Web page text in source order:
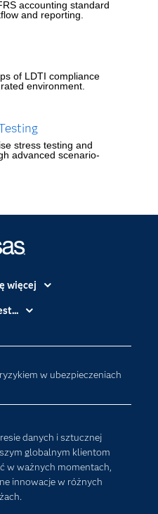
accounting standard
and reporting.
of LDTI compliance
environment.
stress testing and
advanced scenario-
w ubezpieczeniach
danych i sztucznej
globalnym klientom
w ważnych momentach,
innowacje w różnych
więcej
SAS?
rzeczy